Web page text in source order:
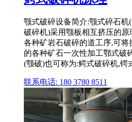
颚式破碎设备简介:颚式碎石机
破碎机)采用颚板相互挤压的
各种矿岩石破碎的道工序,可将
的各种矿石一次性加工鄂式破
(颚破)也可称为:鳄式破碎机,锷
联系电话: 180 3780 8511